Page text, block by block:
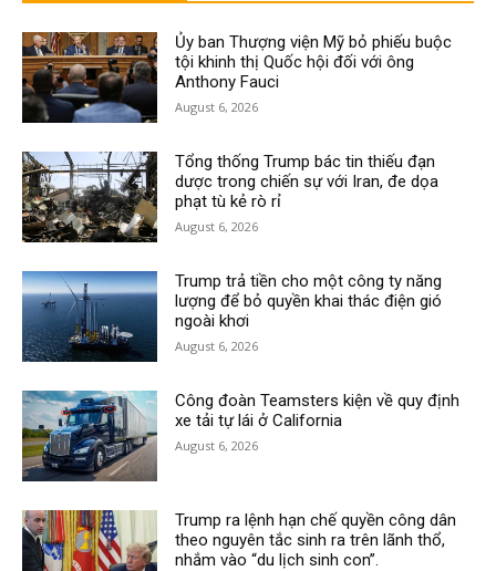
Ủy ban Thượng viện Mỹ bỏ phiếu buộc
tội khinh thị Quốc hội đối với ông
Anthony Fauci
August 6, 2026
Tổng thống Trump bác tin thiếu đạn
dược trong chiến sự với Iran, đe dọa
phạt tù kẻ rò rỉ
August 6, 2026
Trump trả tiền cho một công ty năng
lượng để bỏ quyền khai thác điện gió
ngoài khơi
August 6, 2026
Công đoàn Teamsters kiện về quy định
xe tải tự lái ở California
August 6, 2026
Trump ra lệnh hạn chế quyền công dân
theo nguyên tắc sinh ra trên lãnh thổ,
nhắm vào “du lịch sinh con”.